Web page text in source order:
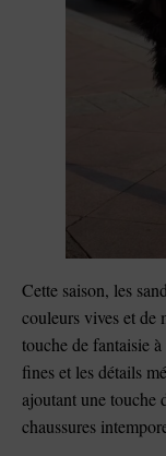
Cette saison, les
couleurs vives et de
touche de fantaisie
fines et les détails
ajoutant une touche
chaussures